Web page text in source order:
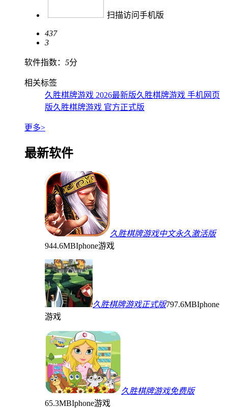
扫描访问手机版
437
3
软件指数： 5分
相关标签
久胜棋牌游戏 2026最新版久胜棋牌游戏 手机网页
版久胜棋牌游戏 官方正式版
更多>
最新软件
久胜棋牌游戏中文永久激活版
944.6MBIphone游戏
久胜棋牌游戏正式版797.6MBIphone
游戏
久胜棋牌游戏免费版
65.3MBIphone游戏